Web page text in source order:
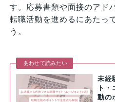
す。応募書類や面接のアド
転職活動を進めるにあたっ
う。
あわせて読みたい
未経
ト
動の